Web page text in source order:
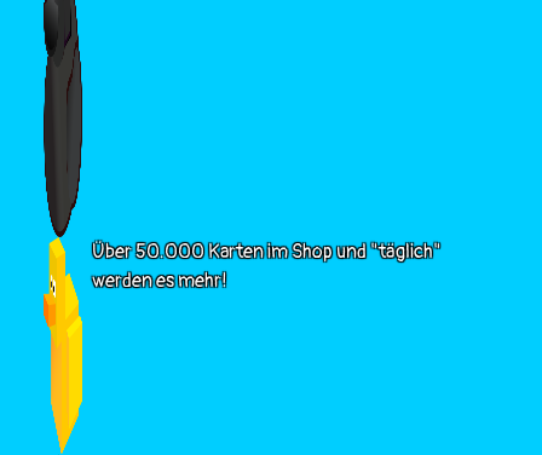
Über 50.000 Karten im Shop und "täglich"
werden es mehr!